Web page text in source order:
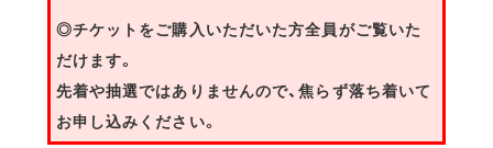
◎チケットをご購入いただいた方全員がご覧いた
だけます。
先着や抽選ではありませんので、焦らず落ち着いて
お申し込みください。